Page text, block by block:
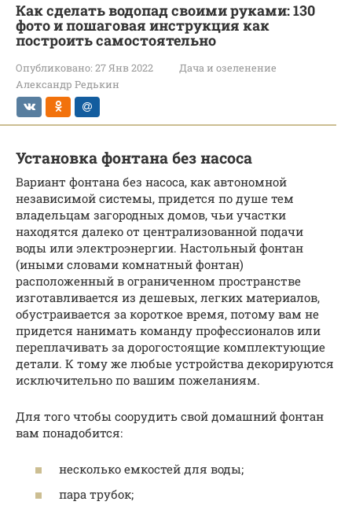
Как сделать водопад своими руками: 130
фото и пошаговая инструкция как
построить самостоятельно
Опубликовано: 27 Янв 2022
Дача и озеленение
Александр Редькин
Установка фонтана без насоса
Вариант фонтана без насоса, как автономной
независимой системы, придется по душе тем
владельцам загородных домов, чьи участки
находятся далеко от централизованной подачи
воды или электроэнергии. Настольный фонтан
(иными словами комнатный фонтан)
расположенный в ограниченном пространстве
изготавливается из дешевых, легких материалов,
обустраивается за короткое время, потому вам не
придется нанимать команду профессионалов или
переплачивать за дорогостоящие комплектующие
детали. К тому же любые устройства декорируются
исключительно по вашим пожеланиям.
Для того чтобы соорудить свой домашний фонтан
вам понадобится:
несколько емкостей для воды;
пара трубок;